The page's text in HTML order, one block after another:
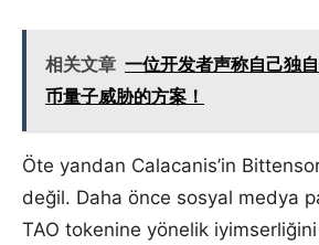
相关文章 一位开发者声称自己独
币量子威胁的方案！
Öte yandan Calacanis’in
değil. Daha önce sosyal medya
TAO tokenine yönelik